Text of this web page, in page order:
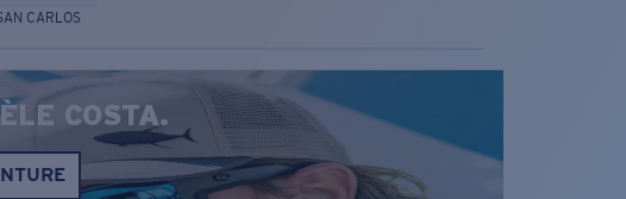
CARLOS
COSTA.